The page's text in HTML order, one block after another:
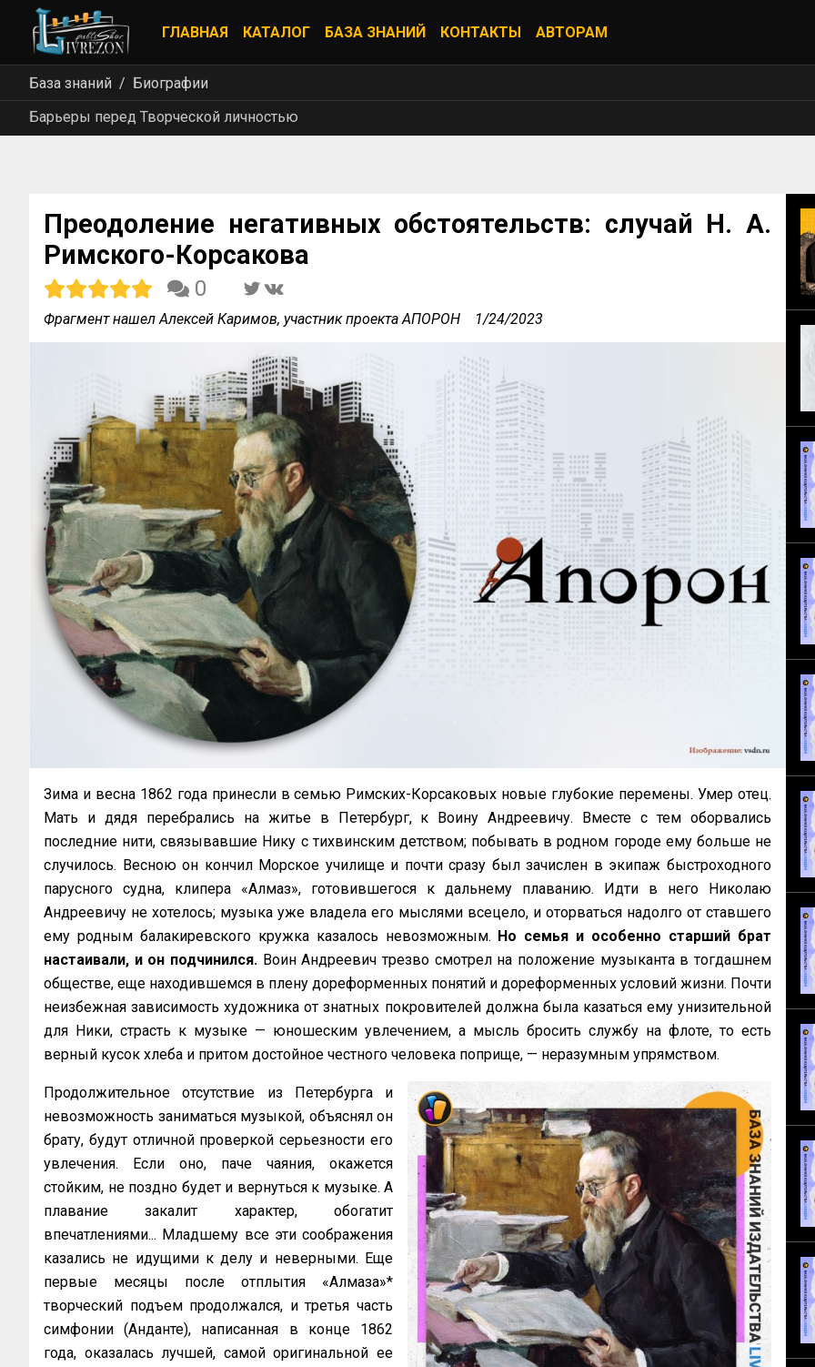
ГЛАВНАЯ КАТАЛОГ БАЗА ЗНАНИЙ КОНТАКТЫ АВТОРАМ
База знаний
Биографии
Барьеры перед Творческой личностью
Преодоление негативных обстоятельств: случай Н. А.
Римского-Корсакова
0
Фрагмент нашел Алексей Каримов, участник проекта АПОРОН 1/24/2023
Зима и весна 1862 года принесли в семью Римских-Корсаковых новые глубокие перемены. Умер отец.
Мать и дядя перебрались на житье в Петербург, к Воину Андреевичу. Вместе с тем оборвались
последние нити, связывавшие Нику с тихвинским детством; побывать в родном городе ему больше не
случилось. Весною он кончил Морское училище и почти сразу был зачислен в экипаж быстроходного
парусного судна, клипера «Алмаз», готовившегося к дальнему плаванию. Идти в него Николаю
Андреевичу не хотелось; музыка уже владела его мыслями всецело, и оторваться надолго от ставшего
ему родным балакиревского кружка казалось невозможным. Но семья и особенно старший брат
настаивали, и он подчинился. Воин Андреевич трезво смотрел на положение музыканта в тогдашнем
обществе, еще находившемся в плену дореформенных понятий и дореформенных условий жизни. Почти
неизбежная зависимость художника от знатных покровителей должна была казаться ему унизительной
для Ники, страсть к музыке — юношеским увлечением, а мысль бросить службу на флоте, то есть
верный кусок хлеба и притом достойное честного человека поприще, — неразумным упрямством.
Продолжительное отсутствие из Петербурга и
невозможность заниматься музыкой, объяснял он
брату, будут отличной проверкой серьезности его
увлечения. Если оно, паче чаяния, окажется
стойким, не поздно будет и вернуться к музыке. А
плавание закалит характер, обогатит
впечатлениями... Младшему все эти соображения
казались не идущими к делу и неверными. Еще
первые месяцы после отплытия «Алмаза»*
творческий подъем продолжался, и третья часть
симфонии (Анданте), написанная в конце 1862
года, оказалась лучшей, самой оригинальной ее